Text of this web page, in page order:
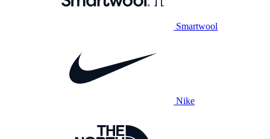
Smartwool
Nike